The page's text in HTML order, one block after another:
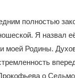
полностью
Я назвал
моей Родины.
о